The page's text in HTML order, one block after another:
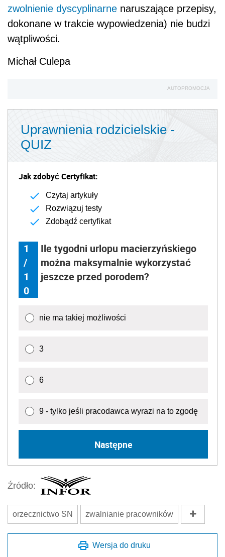
zwolnienie dyscyplinarne naruszające przepisy,
dokonane w trakcie wypowiedzenia) nie budzi
wątpliwości.
Michał Culepa
AUTOPROMOCJA
Uprawnienia rodzicielskie -
QUIZ
Jak zdobyć Certyfikat:
Czytaj artykuły
Rozwiązuj testy
Zdobądź certyfikat
1
/
1
0
Ile tygodni urlopu macierzyńskiego
można maksymalnie wykorzystać
jeszcze przed porodem?
nie ma takiej możliwości
3
6
9 - tylko jeśli pracodawca wyrazi na to zgodę
Następne
Źródło:
orzecznictwo SN zwalnianie pracowników
Wersja do druku